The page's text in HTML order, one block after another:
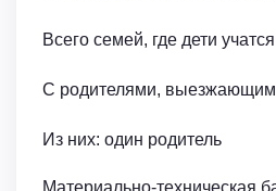
Всего семей, где дети
С родителями,
Из них: один родитель
Материально-техническая